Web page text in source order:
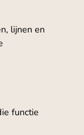
lijnen en
functie